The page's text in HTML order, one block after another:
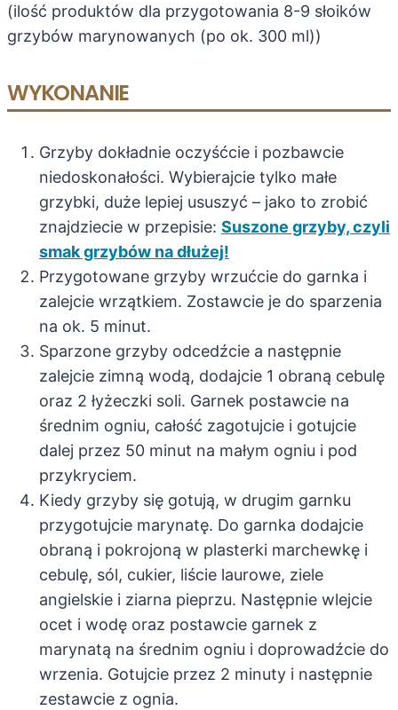
(ilość produktów dla przygotowania 8-9 słoików
grzybów marynowanych (po ok. 300 ml))
WYKONANIE
Grzyby dokładnie oczyśćcie i pozbawcie
niedoskonałości. Wybierajcie tylko małe
grzybki, duże lepiej ususzyć – jako to zrobić
znajdziecie w przepisie: Suszone grzyby, czyli
smak grzybów na dłużej!
Przygotowane grzyby wrzućcie do garnka i
zalejcie wrzątkiem. Zostawcie je do sparzenia
na ok. 5 minut.
Sparzone grzyby odcedźcie a następnie
zalejcie zimną wodą, dodajcie 1 obraną cebulę
oraz 2 łyżeczki soli. Garnek postawcie na
średnim ogniu, całość zagotujcie i gotujcie
dalej przez 50 minut na małym ogniu i pod
przykryciem.
Kiedy grzyby się gotują, w drugim garnku
przygotujcie marynatę. Do garnka dodajcie
obraną i pokrojoną w plasterki marchewkę i
cebulę, sól, cukier, liście laurowe, ziele
angielskie i ziarna pieprzu. Następnie wlejcie
ocet i wodę oraz postawcie garnek z
marynatą na średnim ogniu i doprowadźcie do
wrzenia. Gotujcie przez 2 minuty i następnie
zestawcie z ognia.